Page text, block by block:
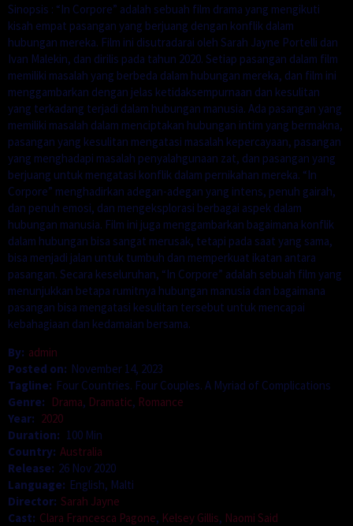
Sinopsis : “In Corpore” adalah sebuah film drama yang mengikuti
kisah empat pasangan yang berjuang dengan konflik dalam
hubungan mereka. Film ini disutradarai oleh Sarah Jayne Portelli dan
Ivan Malekin, dan dirilis pada tahun 2020. Setiap pasangan dalam film
memiliki masalah yang berbeda dalam hubungan mereka, dan film ini
menggambarkan dengan jelas ketidaksempurnaan dan kesulitan
yang terkadang terjadi dalam hubungan manusia. Ada pasangan yang
memiliki masalah dalam menciptakan hubungan intim yang bermakna,
pasangan yang kesulitan mengatasi masalah kepercayaan, pasangan
yang menghadapi masalah penyalahgunaan zat, dan pasangan yang
berjuang untuk mengatasi konflik dalam pernikahan mereka. “In
Corpore” menghadirkan adegan-adegan yang intens, penuh gairah,
dan penuh emosi, dan mengeksplorasi berbagai aspek dalam
hubungan manusia. Film ini juga menggambarkan bagaimana konflik
dalam hubungan bisa sangat merusak, tetapi pada saat yang sama,
bisa menjadi jalan untuk tumbuh dan memperkuat ikatan antara
pasangan. Secara keseluruhan, “In Corpore” adalah sebuah film yang
menunjukkan betapa rumitnya hubungan manusia dan bagaimana
pasangan bisa mengatasi kesulitan tersebut untuk mencapai
kebahagiaan dan kedamaian bersama.
By: admin
Posted on: November 14, 2023
Tagline: Four Countries. Four Couples. A Myriad of Complications
Genre: Drama, Dramatic, Romance
Year: 2020
Duration: 100 Min
Country: Australia
Release: 26 Nov 2020
Language: English, Malti
Director: Sarah Jayne
Cast: Clara Francesca Pagone, Kelsey Gillis, Naomi Said